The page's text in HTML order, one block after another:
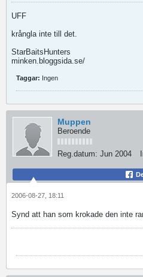
UFF
krångla inte till det.
StarBaitsHunters
minken.bloggsida.se/
Taggar: Ingen
Muppen
Beroende
Reg.datum: Jun 2004
2006-08-27, 18:11
Synd att han som krokade den inte